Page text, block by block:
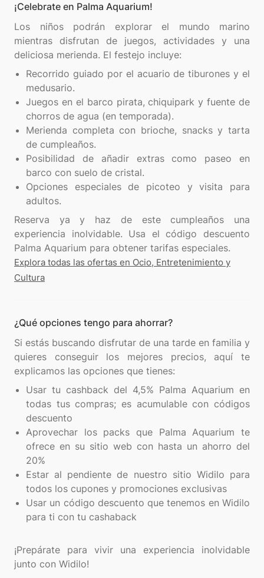
¡Celebrate en Palma Aquarium!
Los niños podrán explorar el mundo marino
mientras disfrutan de juegos, actividades y una
Recorrido guiado por el acuario de tiburones y el
medusario.
Juegos en el barco pirata, chiquipark y fuente de
chorros de agua (en temporada).
Merienda completa con brioche, snacks y tarta
de cumpleaños.
Posibilidad de añadir extras como paseo en
barco con suelo de cristal.
Opciones especiales de picoteo y visita para
adultos.
Reserva ya y haz de este cumpleaños una
experiencia inolvidable. Usa el código descuento
Explora todas las ofertas en Ocio, Entretenimiento y
Cultura
¿Qué opciones tengo para ahorrar?
Si estás buscando disfrutar de una tarde en familia y
quieres conseguir los mejores precios, aquí te
Usar tu cashback del 4,5% Palma Aquarium en
todas tus compras; es acumulable con códigos
descuento
Aprovechar los packs que Palma Aquarium te
ofrece en su sitio web con hasta un ahorro del
20%
Estar al pendiente de nuestro sitio Widilo para
todos los cupones y promociones exclusivas
Usar un código descuento que tenemos en Widilo
para ti con tu cashaback
¡Prepárate para vivir una experiencia inolvidable